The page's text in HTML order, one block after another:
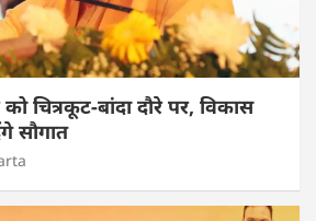
चित्रकूट-बांदा दौरे पर, विकास
सौगात